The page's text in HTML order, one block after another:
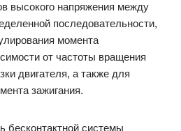
высокого напряжения между
последовательности,
момента
от частоты вращения
двигателя, а также для
зажигания.